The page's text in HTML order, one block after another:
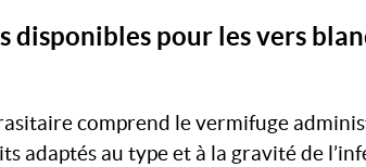
pour les vers
comprend le vermifuge
adaptés au type et à la gravité de